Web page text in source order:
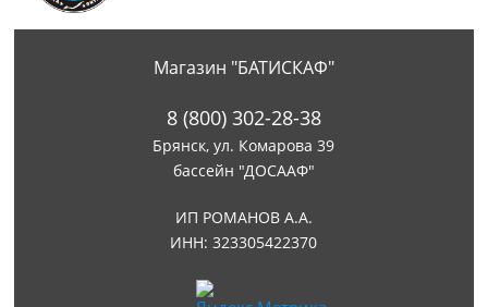
Магазин "БАТИСКАФ"
8 (800) 302-28-38
Брянск, ул. Комарова 39
бассейн "ДОСААФ"
ИП РОМАНОВ А.А.
ИНН: 323305422370